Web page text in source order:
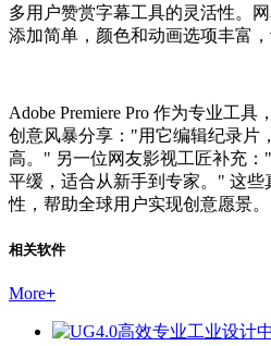
多用户赞赏字幕工具的灵活性。
添加简单，颜色和动画选项丰富
Adobe Premiere Pro 作为专业工
创意风暴分享："用它编辑纪录片
高。" 另一位网友影视工匠补充
平缓，适合从新手到专家。" 这
性，帮助全球用户实现创意愿景。
相关软件
More+